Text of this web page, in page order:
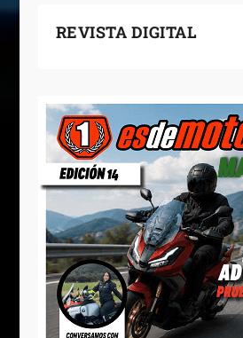
REVISTA DIGITAL